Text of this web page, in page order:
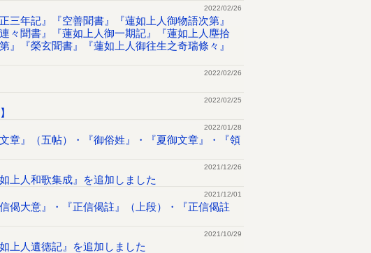
2022/02/26
三年記』『空善聞書』『蓮如上人御物語次第』
々聞書』『蓮如上人御一期記』『蓮如上人塵拾
『榮玄聞書』『蓮如上人御往生之奇瑞條々』
2022/02/26
2022/02/25
2022/01/28
章』（五帖）・『御俗姓』・『夏御文章』・『領
2021/12/26
上人和歌集成』を追加しました
2021/12/01
偈大意』・『正信偈註』（上段）・『正信偈註
2021/10/29
上人遺徳記』を追加しました